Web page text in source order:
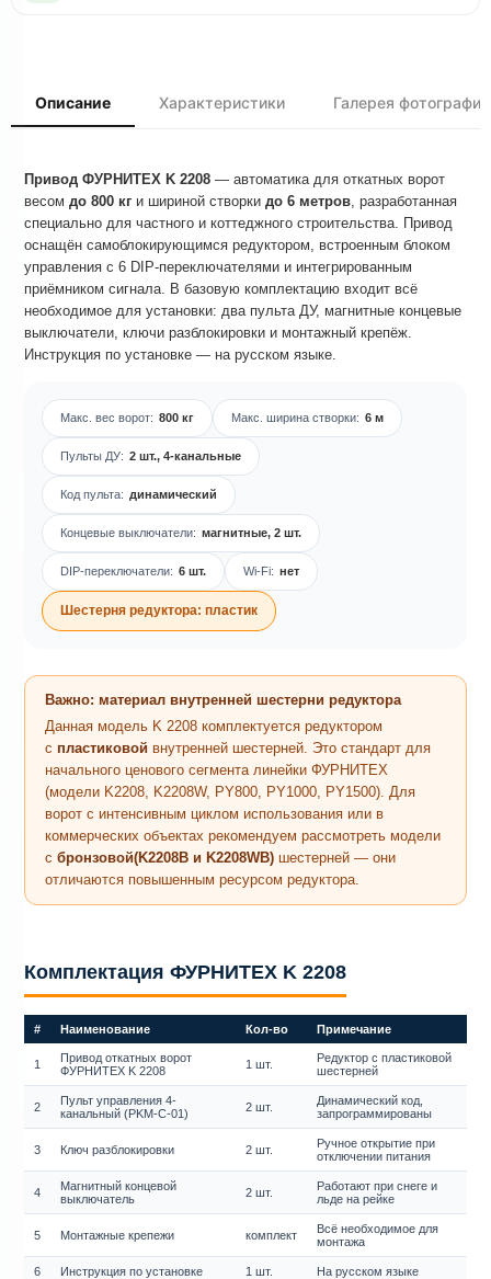
Описание Характеристики Галерея
Привод ФУРНИТЕХ K 2208 — автоматика для откатных ворот
весом до 800 кг и шириной створки до 6 метров , разработанная
специально для частного и коттеджного строительства. Привод
оснащён самоблокирующимся редуктором, встроенным блоком
управления с 6 DIP-переключателями и интегрированным
приёмником сигнала. В базовую комплектацию входит всё
необходимое для установки: два пульта ДУ, магнитные концевые
выключатели, ключи разблокировки и монтажный крепёж.
Инструкция по установке — на русском языке.
Макс. вес ворот: 800 кг Макс. ширина створки: 6 м
Пульты ДУ: 2 шт., 4-канальные
Код пульта: динамический
Концевые выключатели: магнитные, 2 шт.
DIP-переключатели: 6 шт. Wi-Fi: нет
Шестерня редуктора: пластик
Важно: материал внутренней шестерни редуктора
Данная модель K 2208 комплектуется редуктором
с пластиковой внутренней шестерней. Это стандарт для
начального ценового сегмента линейки ФУРНИТЕХ
(модели K2208, K2208W, PY800, PY1000, PY1500). Для
ворот с интенсивным циклом использования или в
коммерческих объектах рекомендуем рассмотреть модели
с бронзовой(K2208B и K2208WB) шестерней — они
отличаются повышенным ресурсом редуктора.
Комплектация ФУРНИТЕХ K 2208
# Наименование Кол-во Примечание
1
Привод откатных ворот
ФУРНИТЕХ K 2208
1 шт.
Редуктор с пластиковой
шестерней
2
Пульт управления 4-
канальный (PKM-C-01)
2 шт.
Динамический код,
запрограммированы
3 Ключ разблокировки 2 шт.
Ручное открытие при
отключении питания
4
Магнитный концевой
выключатель
2 шт.
Работают при снеге и
льде на рейке
5 Монтажные крепежи комплект
Всё необходимое для
монтажа
6 Инструкция по установке 1 шт. На русском языке